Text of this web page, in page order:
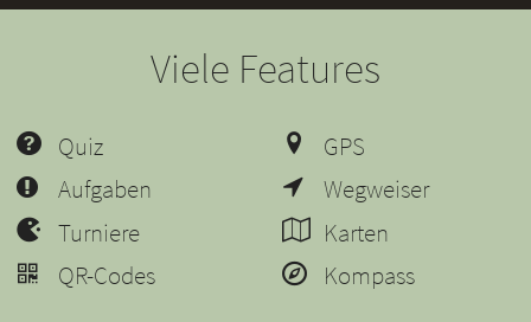
Viele Features
Quiz
Aufgaben
Turniere
QR-Codes
GPS
Wegweiser
Karten
Kompass